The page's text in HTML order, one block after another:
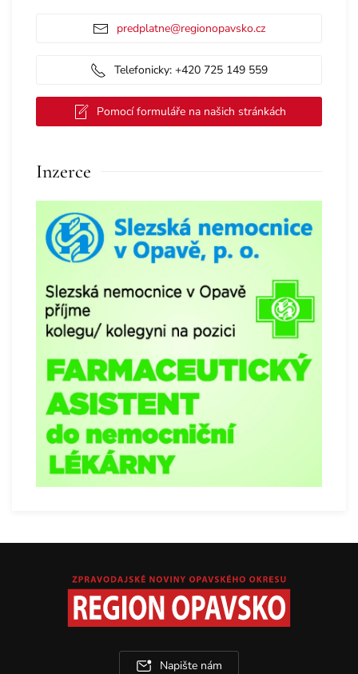
predplatne@regionopavsko.cz
Telefonicky: +420 725 149 559
Pomocí formuláře na našich stránkách
Inzerce
Napište nám